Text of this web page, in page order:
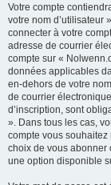
Votre compte
votre nom d’utilisateur
connecter à votre
adresse de courrier
compte sur «
données applicables
en-dehors de votre
de courrier
d’inscription, sont
». Dans tous les cas,
compte vous
choix de vous abonner
une option disponible